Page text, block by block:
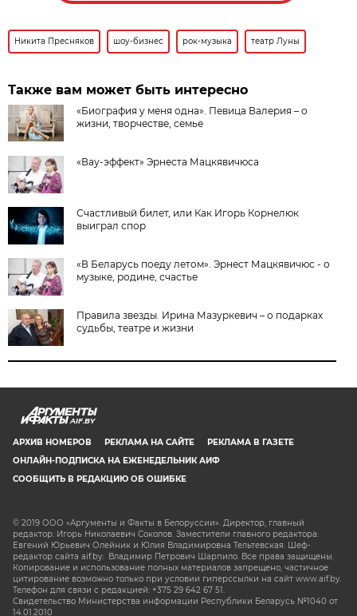
Никита Пресняков шоу-бизнес рок-музыка театр Луны
Также вам может быть интересно
«Биография у меня одна». Певица Валерия – о
жизни, творчестве, семье
«Вау-эффект» Эрнеста Мацкявичюса
Счастливый билет, или Как Игорь Корнелюк
выиграл спор
«В Беларусь поеду летом». Эрнест Мацкявичюс - о
музыке, родине, счастье
Правила звезды. Ирина Мазуркевич – о подарках
судьбы, театре и жизни
AIF.BY
АРХИВ НОМЕРОВ РЕКЛАМА НА САЙТЕ
РЕКЛАМА В ГАЗЕТЕ
ОНЛАЙН-ПОДПИСКА НА ЕЖЕНЕДЕЛЬНИК АИФ
СООБЩИТЬ В РЕДАКЦИЮ ОБ ОШИБКЕ
© 2019 ООО «Аргументы и Факты в Белоруссии». Директор, главный
редактор: Игорь Николаевич Соколов. Заместители главного редактора:
Евгений Юрьевич Олейник и Юлия Владимировна Тельтевская. Шеф-
редактор сайта aif.by: Владимир Петрович Шарпило. Все права защищены.
Копирование и использование полных материалов запрещено, частичное
цитирование возможно только при условии гиперссылки на сайт www.aif.by.
Телефон для связи с редакцией: +375 29 642 67 51.
Свидетельство Министерства информации Республики Беларусь №1040 от
14.01.2010